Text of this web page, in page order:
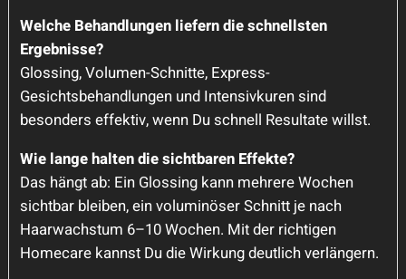
Welche Behandlungen liefern die schnellsten
Ergebnisse?
Glossing, Volumen-Schnitte, Express-
Gesichtsbehandlungen und Intensivkuren sind
besonders effektiv, wenn Du schnell Resultate willst.
Wie lange halten die sichtbaren Effekte?
Das hängt ab: Ein Glossing kann mehrere Wochen
sichtbar bleiben, ein voluminöser Schnitt je nach
Haarwachstum 6–10 Wochen. Mit der richtigen
Homecare kannst Du die Wirkung deutlich verlängern.